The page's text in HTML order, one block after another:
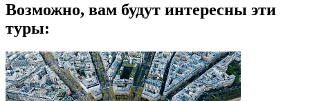
Возможно, вам будут интересны эти
туры: